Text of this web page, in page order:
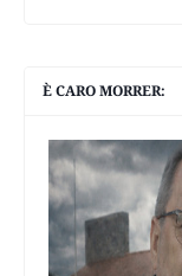
È CARO MORRER: